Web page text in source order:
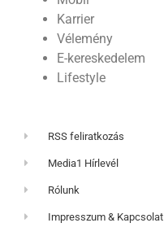
Karrier
Vélemény
E-kereskedelem
Lifestyle
RSS feliratkozás
Media1 Hírlevél
Rólunk
Impresszum & Kapcsolat